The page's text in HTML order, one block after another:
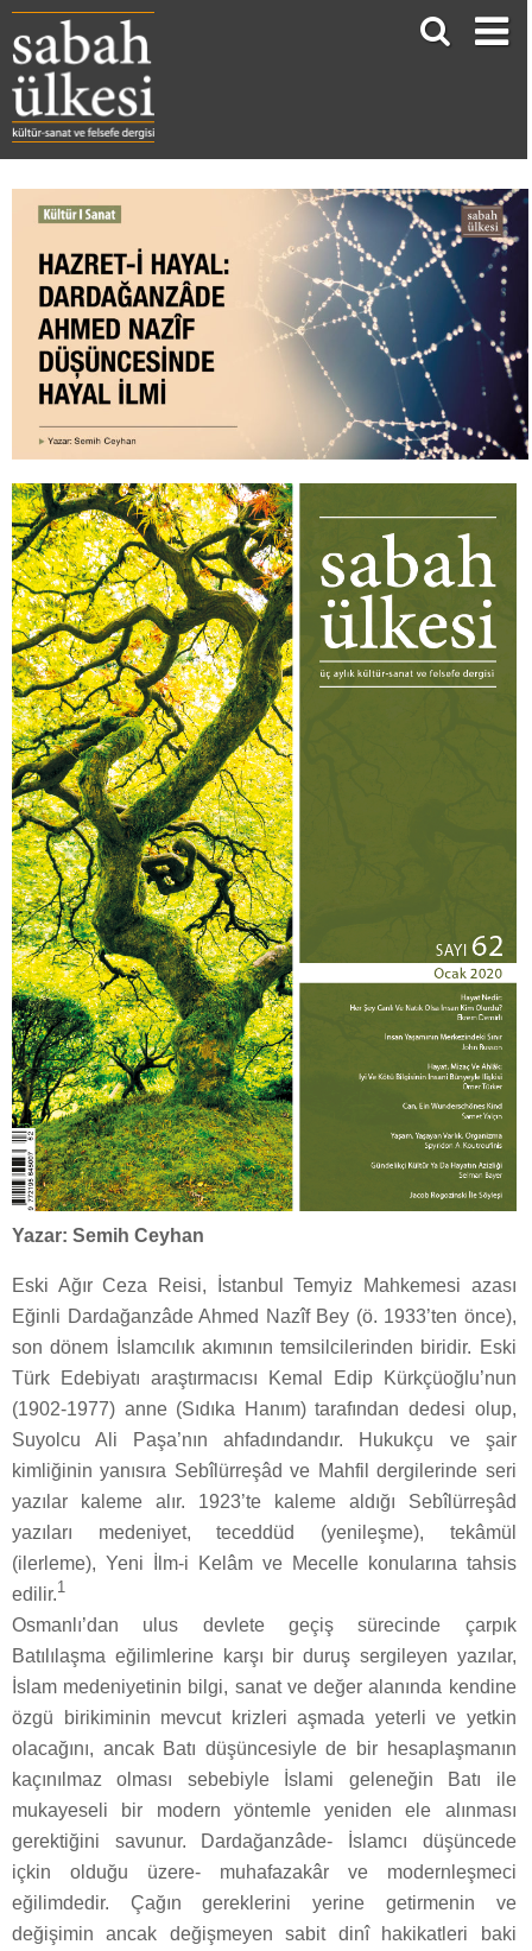
Yazar: Semih Ceyhan
Eski Ağır Ceza Reisi, İstanbul Temyiz Mahkemesi azası
Eğinli Dardağanzâde Ahmed Nazîf Bey (ö. 1933’ten önce),
son dönem İslamcılık akımının temsilcilerinden biridir. Eski
Türk Edebiyatı araştırmacısı Kemal Edip Kürkçüoğlu’nun
(1902-1977) anne (Sıdıka Hanım) tarafından dedesi olup,
Suyolcu Ali Paşa’nın ahfadındandır. Hukukçu ve şair
kimliğinin yanısıra Sebîlürreşâd ve Mahfil dergilerinde seri
yazılar kaleme alır. 1923’te kaleme aldığı Sebîlürreşâd
yazıları medeniyet, teceddüd (yenileşme), tekâmül
(ilerleme), Yeni İlm-i Kelâm ve Mecelle konularına tahsis
edilir.1
Osmanlı’dan ulus devlete geçiş sürecinde çarpık
Batılılaşma eğilimlerine karşı bir duruş sergileyen yazılar,
İslam medeniyetinin bilgi, sanat ve değer alanında kendine
özgü birikiminin mevcut krizleri aşmada yeterli ve yetkin
olacağını, ancak Batı düşüncesiyle de bir hesaplaşmanın
kaçınılmaz olması sebebiyle İslami geleneğin Batı ile
mukayeseli bir modern yöntemle yeniden ele alınması
gerektiğini savunur. Dardağanzâde- İslamcı düşüncede
içkin olduğu üzere- muhafazakâr ve modernleşmeci
eğilimdedir. Çağın gereklerini yerine getirmenin ve
değişimin ancak değişmeyen sabit dinî hakikatleri baki